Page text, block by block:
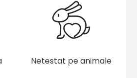
Netestat pe animale